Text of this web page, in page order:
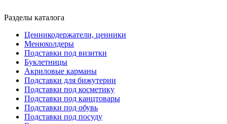
Разделы каталога
Ценникодержатели, ценники
Менюхолдеры
Подставки под визитки
Буклетницы
Акриловые карманы
Подставки для бижутерии
Подставки под косметику
Подставки под канцтовары
Подставки под обувь
Подставки под посуду